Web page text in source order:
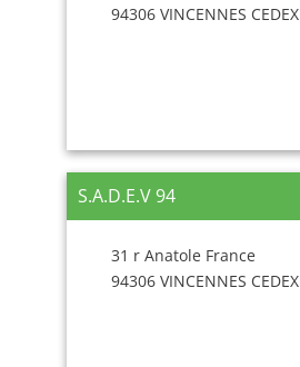
94306 VINCENNES CEDEX
S.A.D.E.V 94
31 r Anatole France
94306 VINCENNES CEDEX